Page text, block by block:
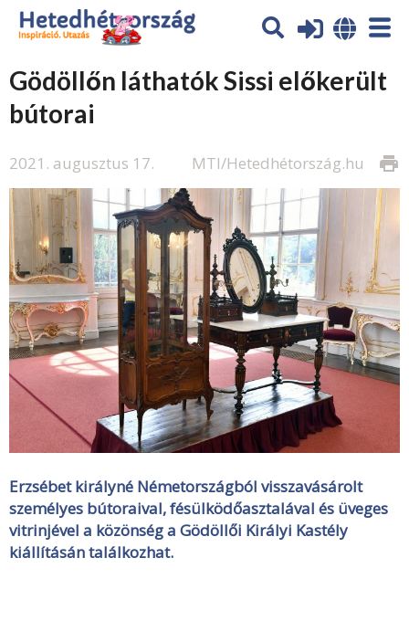
Gödöllőn láthatók Sissi előkerült
bútorai
2021. augusztus 17. print
MTI/Hetedhétország.hu
Erzsébet királyné Németországból visszavásárolt
személyes bútoraival, fésülködőasztalával és üveges
vitrinjével a közönség a Gödöllői Királyi Kastély
kiállításán találkozhat.